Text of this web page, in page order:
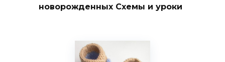
новорожденных Схемы и уроки